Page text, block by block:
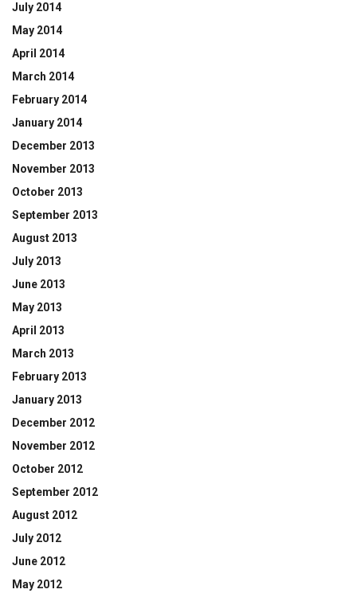
July 2014
May 2014
April 2014
March 2014
February 2014
January 2014
December 2013
November 2013
October 2013
September 2013
August 2013
July 2013
June 2013
May 2013
April 2013
March 2013
February 2013
January 2013
December 2012
November 2012
October 2012
September 2012
August 2012
July 2012
June 2012
May 2012